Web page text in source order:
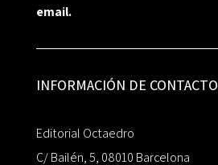
email.
INFORMACIÓN DE CONTACTO
Editorial Octaedro
C/ Bailén, 5, 08010 Barcelona